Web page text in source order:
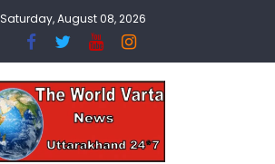
Saturday, August 08, 2026